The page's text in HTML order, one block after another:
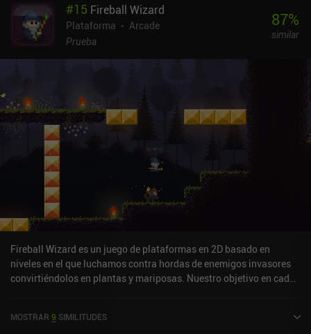
#15 Fireball Wizard
Plataforma
Arcade
Prueba
87%
similar
Fireball Wizard es un juego de plataformas en 2D basado en
niveles en el que luchamos contra hordas de enemigos invasores
convirtiéndolos en plantas y mariposas. Nuestro objetivo en cada
convirtiéndolos en cosas tan monas como flores o mariposas, y
MOSTRAR 9 SIMILITUDES